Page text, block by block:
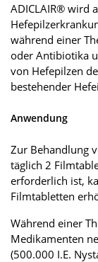
ADICLAIR® wird
während einer
oder Antibiotika
von Hefepilzen
bestehender
Anwendung
Zur Behandlung
täglich 2
erforderlich ist,
Filmtabletten
Während einer
Medikamenten
(500.000 I.E.